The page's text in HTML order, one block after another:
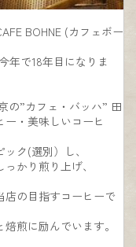
BOHNE (カフェボー
年で18年目になりま
の”カフェ・バッハ” 田
ー・美味しいコーヒ
ク(選別）し、
かり煎り上げ、
店の目指すコーヒーで
煎に励んでいます。